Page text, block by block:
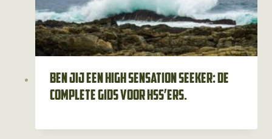
Ben jij een high sensation seeker: de
complete gids voor HSS’ers.